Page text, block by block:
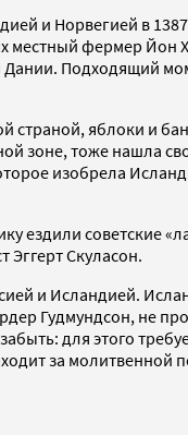
и Норвегией в
местный фермер
Подходящий
яблоки и
зоне, тоже нашла
изобрела
ездили советские
Эггерт Скуласон.
и Исландией.
Гудмундсон, не
для этого
за